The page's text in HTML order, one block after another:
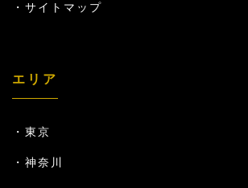
サイトマップ
エリア
東京
神奈川